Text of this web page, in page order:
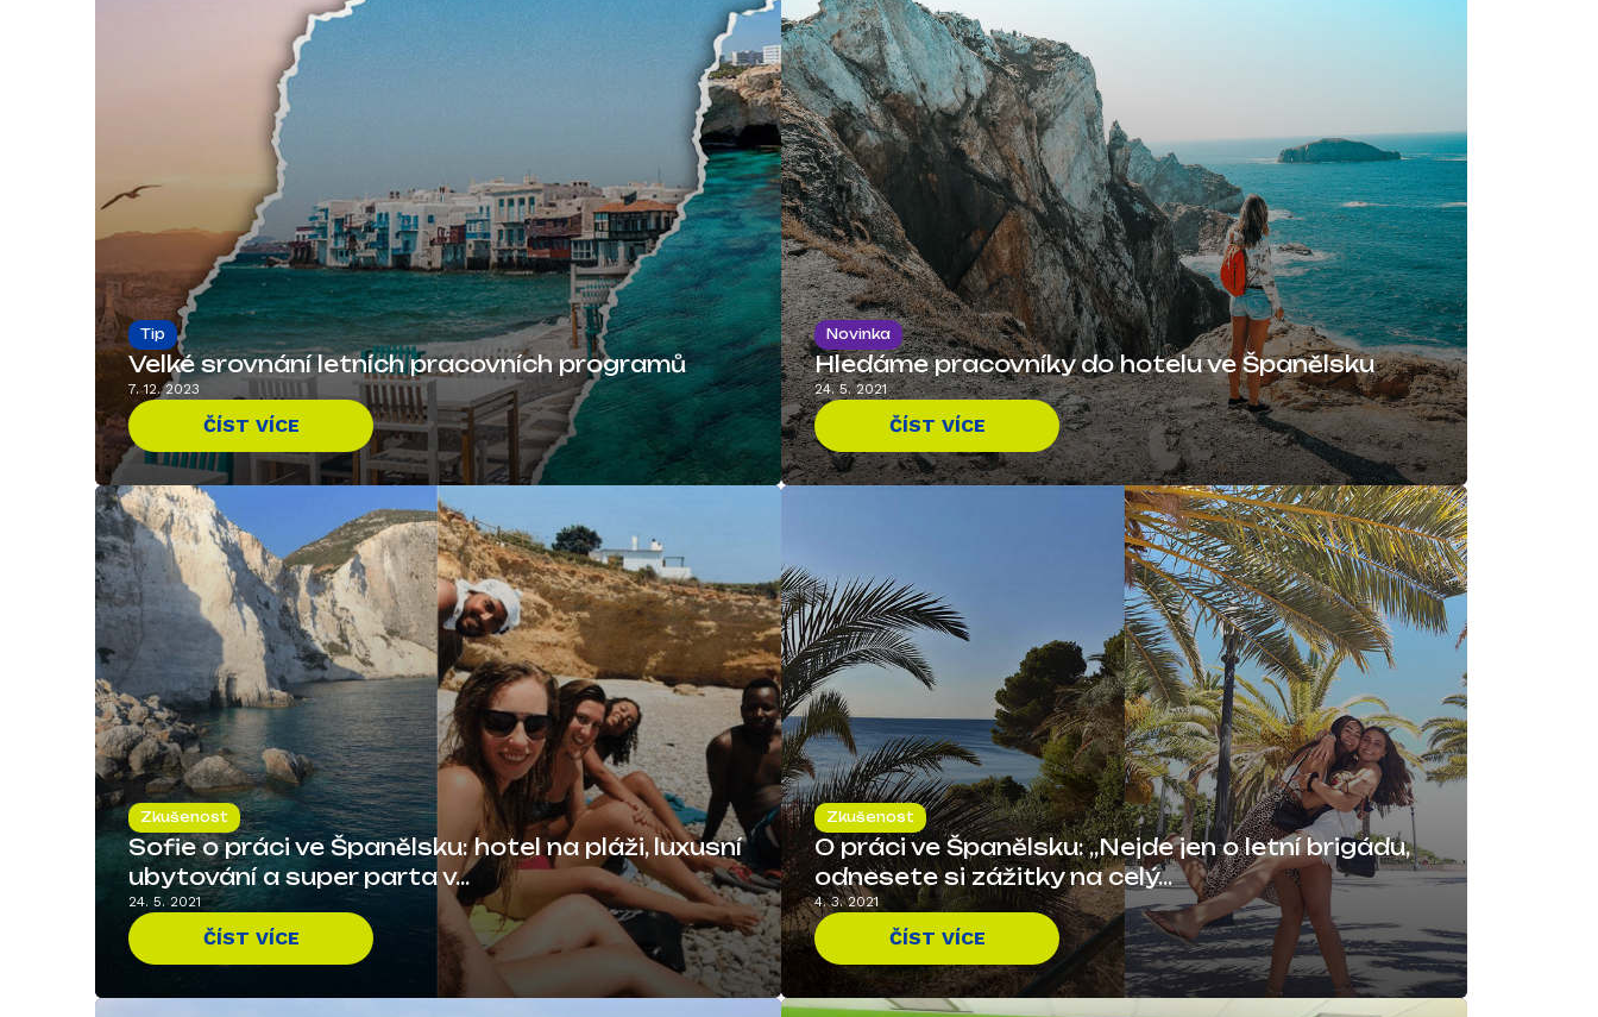
Tip
Velké srovnání letních pracovních programů
7. 12. 2023
ČÍST VÍCE
Novinka
Hledáme pracovníky do hotelu ve Španělsku
24. 5. 2021
ČÍST VÍCE
Zkušenost
Sofie o práci ve Španělsku: hotel na pláži, luxusní
ubytování a super parta v...
24. 5. 2021
ČÍST VÍCE
Zkušenost
O práci ve Španělsku: „Nejde jen o letní brigádu,
odnesete si zážitky na celý...
4. 3. 2021
ČÍST VÍCE